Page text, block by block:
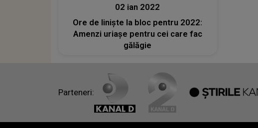
02 ian 2022
Ore de linişte la bloc pentru 2022:
Amenzi uriaşe pentru cei care fac
gălăgie
Parteneri: